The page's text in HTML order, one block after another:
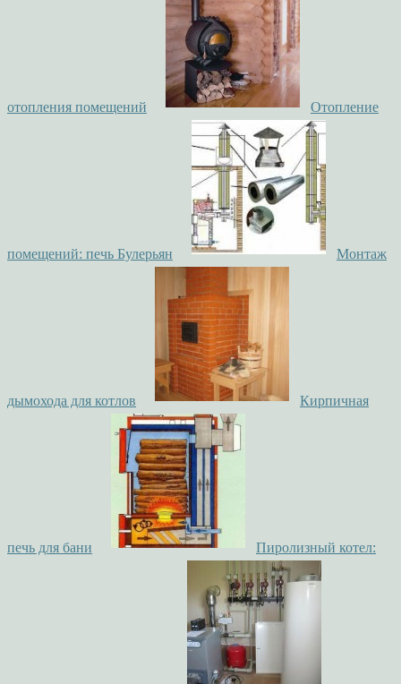
отопления помещений Отопление
помещений: печь Булерьян Монтаж
дымохода для котлов Кирпичная
печь для бани Пиролизный котел: